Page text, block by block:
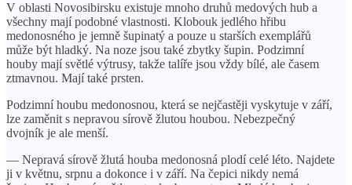
V oblasti Novosibirsku existuje mnoho druhů medových hub a
všechny mají podobné vlastnosti. Klobouk jedlého hřibu
medonosného je jemně šupinatý a pouze u starších exemplářů
může být hladký. Na noze jsou také zbytky šupin. Podzimní
houby mají světlé výtrusy, takže talíře jsou vždy bílé, ale časem
ztmavnou. Mají také prsten.
Podzimní houbu medonosnou, která se nejčastěji vyskytuje v září,
lze zaměnit s nepravou sírově žlutou houbou. Nebezpečný
dvojník je ale menší.
— Nepravá sírově žlutá houba medonosná plodí celé léto. Najdete
ji v květnu, srpnu a dokonce i v září. Na čepici nikdy nemá